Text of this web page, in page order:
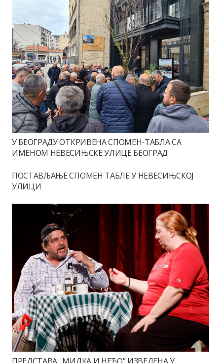
У БЕОГРАДУ ОТКРИВЕНА СПОМЕН-ТАБЛА СА
ИМЕНОМ НЕВЕСИЊСКЕ УЛИЦЕ БЕОГРАД
ПОСТАВЉАЊЕ СПОМЕН ТАБЛЕ У НЕВЕСИЊСКОЈ
УЛИЦИ